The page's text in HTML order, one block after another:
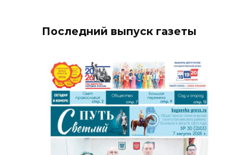
Последний выпуск газеты